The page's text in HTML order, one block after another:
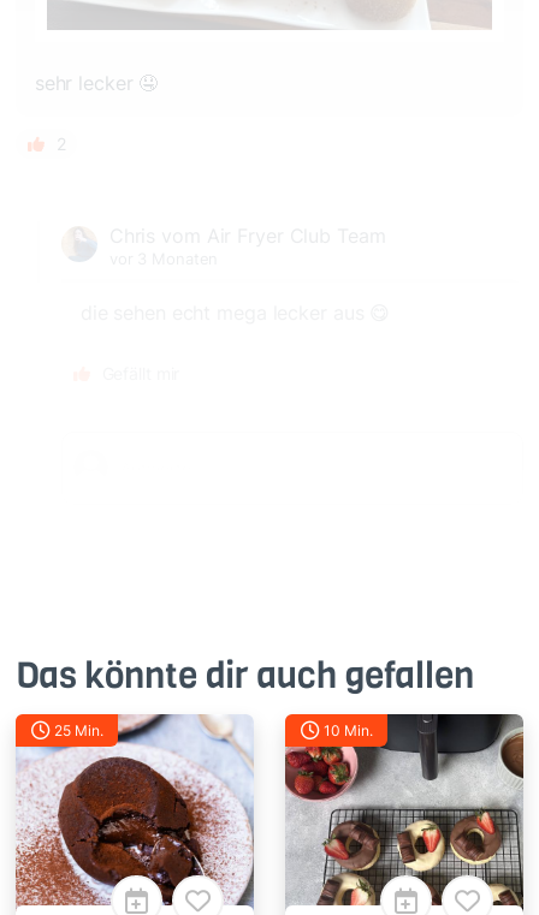
sehr lecker 🤤
2
Das könnte dir auch gefallen
25 Min. 10 Min.